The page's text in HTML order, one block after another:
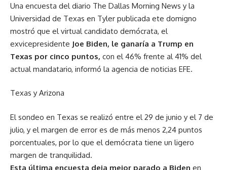
Una encuesta del diario The Dallas Morning News y la
Universidad de Texas en Tyler publicada ete domigno
mostró que el virtual candidato demócrata, el
exvicepresidente Joe Biden, le ganaría a Trump en
Texas por cinco puntos, con el 46% frente al 41% del
actual mandatario, informó la agencia de noticias EFE.
Texas y Arizona
El sondeo en Texas se realizó entre el 29 de junio y el 7 de
julio, y el margen de error es de más menos 2,24 puntos
porcentuales, por lo que el demócrata tiene un ligero
margen de tranquilidad.
Esta última encuesta deja mejor parado a Biden en